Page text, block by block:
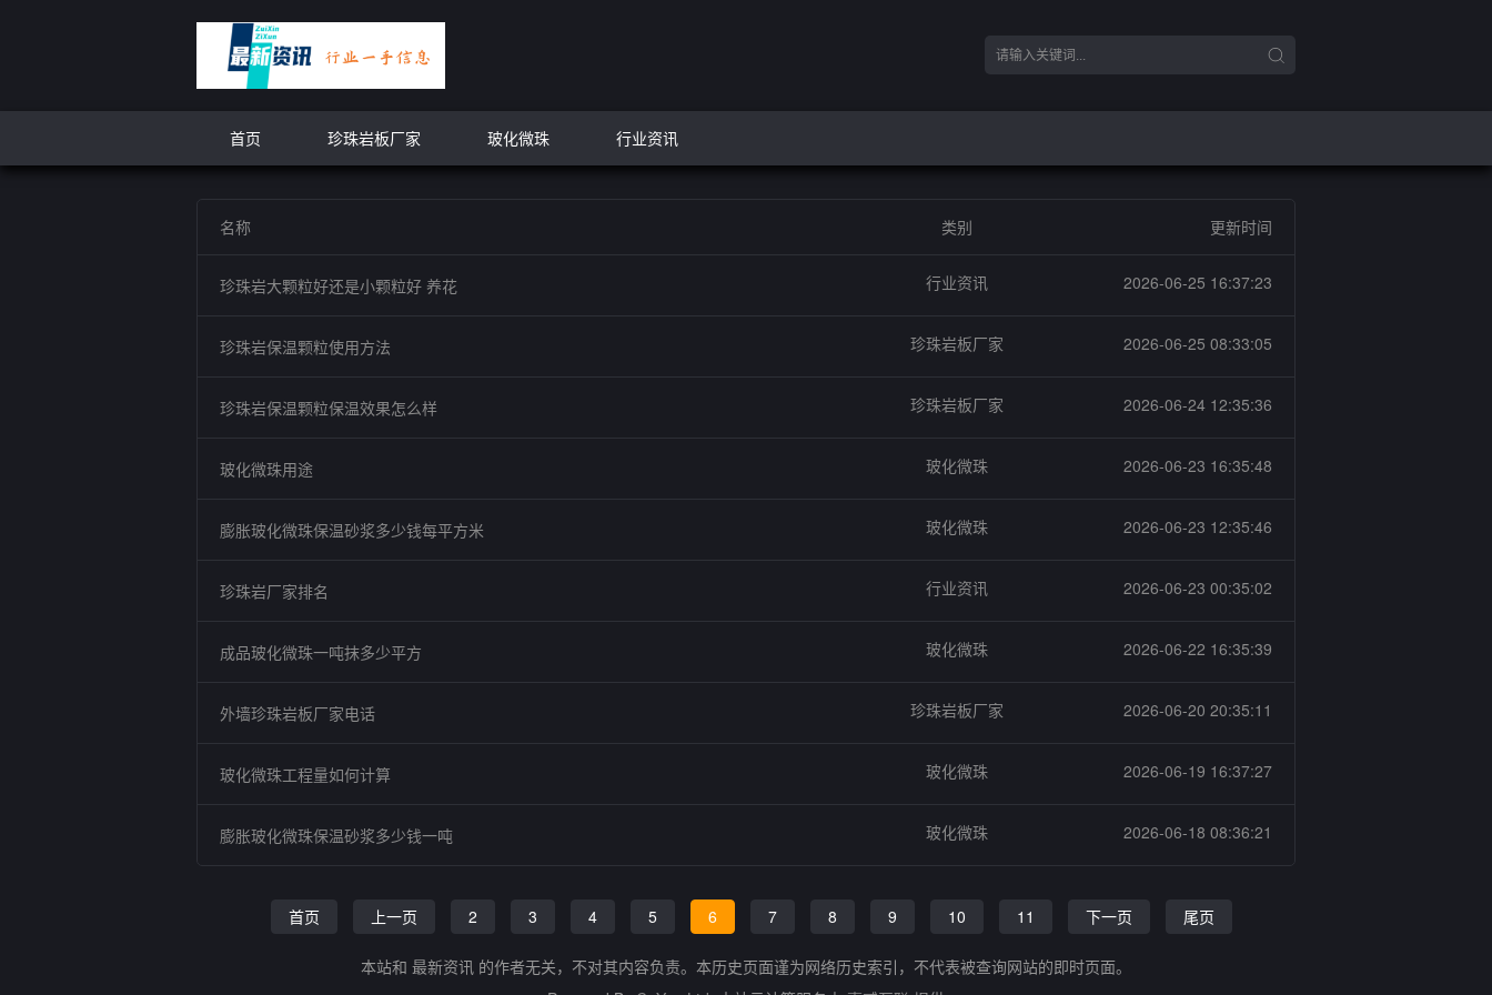
首页 珍珠岩板厂家 玻化微珠 行业资讯
名称 类别 更新时间
珍珠岩大颗粒好还是小颗粒好 养花 行业资讯 2026-06-25 16:37:23
珍珠岩保温颗粒使用方法 珍珠岩板厂家 2026-06-25 08:33:05
珍珠岩保温颗粒保温效果怎么样 珍珠岩板厂家 2026-06-24 12:35:36
玻化微珠用途 玻化微珠 2026-06-23 16:35:48
膨胀玻化微珠保温砂浆多少钱每平方米 玻化微珠 2026-06-23 12:35:46
珍珠岩厂家排名 行业资讯 2026-06-23 00:35:02
成品玻化微珠一吨抹多少平方 玻化微珠 2026-06-22 16:35:39
外墙珍珠岩板厂家电话 珍珠岩板厂家 2026-06-20 20:35:11
玻化微珠工程量如何计算 玻化微珠 2026-06-19 16:37:27
膨胀玻化微珠保温砂浆多少钱一吨 玻化微珠 2026-06-18 08:36:21
首页 上一页 2 3 4 5 6 7 8 9 10 11 下一页 尾页
本站和 最新资讯 的作者无关，不对其内容负责。本历史页面谨为网络历史索引，不代表被查询网站的即时页面。